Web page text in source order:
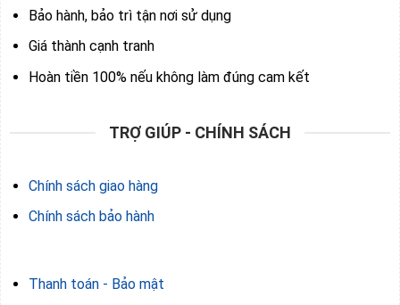
Bảo hành, bảo trì tận nơi sử dụng
Giá thành cạnh tranh
Hoàn tiền 100% nếu không làm đúng cam kết
TRỢ GIÚP - CHÍNH SÁCH
Chính sách giao hàng
Chính sách bảo hành
Thanh toán - Bảo mật